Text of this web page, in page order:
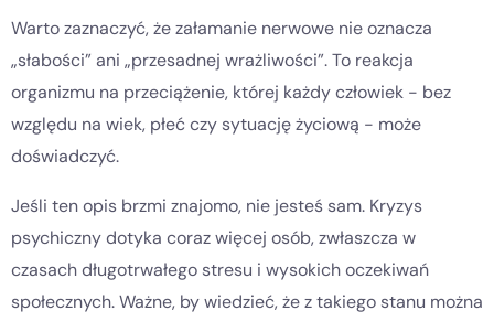
Warto zaznaczyć, że załamanie nerwowe nie oznacza
„słabości” ani „przesadnej wrażliwości”. To reakcja
organizmu na przeciążenie, której każdy człowiek - bez
względu na wiek, płeć czy sytuację życiową - może
doświadczyć.
Jeśli ten opis brzmi znajomo, nie jesteś sam. Kryzys
psychiczny dotyka coraz więcej osób, zwłaszcza w
czasach długotrwałego stresu i wysokich oczekiwań
społecznych. Ważne, by wiedzieć, że z takiego stanu można